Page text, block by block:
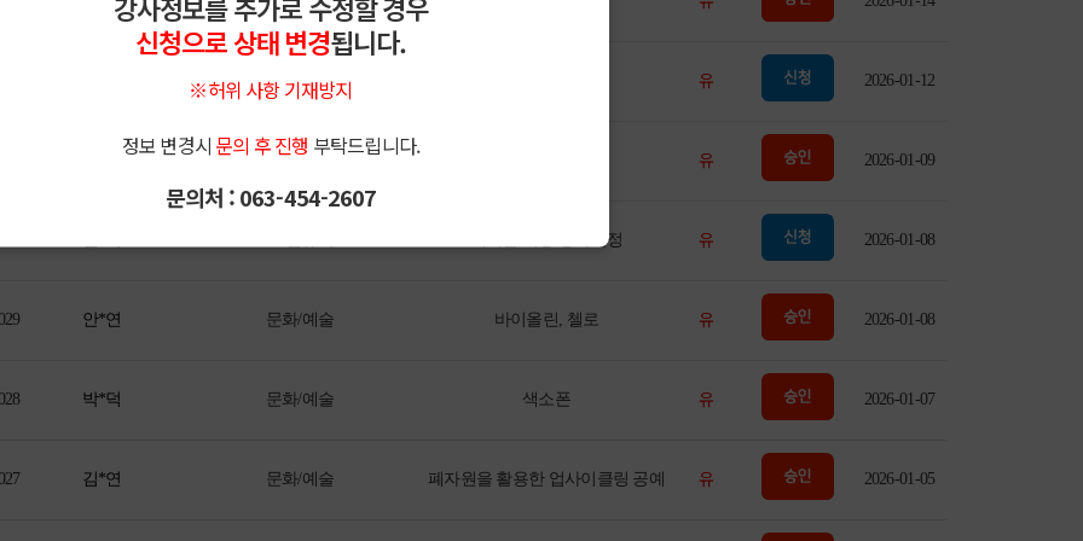
신청으로 상태 변경됩니다.
※허위 사항 기재방지
정보 변경시 문의 후 진행 부탁드립니다.
문의처 : 063-454-2607
건강/운동 유 2026-01-12
취미/여가 유 2026-01-09
디지털 역량 강화과정 유 2026-01-08
안*연 문화/예술 바이올린, 첼로 유 2026-01-08
박*덕 문화/예술 색소폰 유 2026-01-07
김*연 문화/예술 폐자원을 활용한 업사이클링 공예 유 2026-01-05